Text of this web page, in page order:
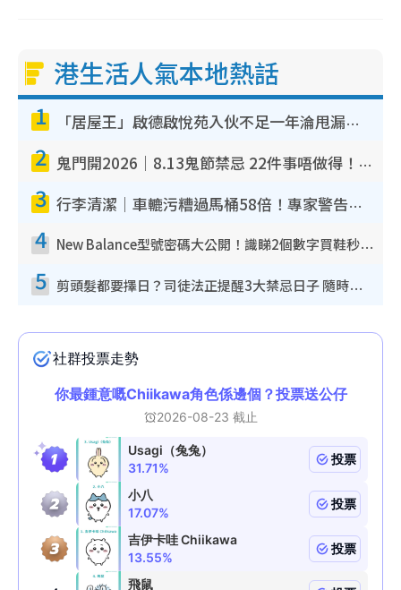
港生活人氣本地熱話
1 「居屋王」啟德啟悅苑入伙不足一年淪甩漏之王！插頭噴火花致大停電 多戶業主全屋家電報銷
2 鬼門開2026｜8.13鬼節禁忌 22件事唔做得！燒肉、刺身要少食？半夜勿吹口哨/打呢個電話
3 行李清潔｜車轆污糟過馬桶58倍！專家警告忌用酒精抹 教1招免污手除菌
4 New Balance型號密碼大公開！識睇2個數字買鞋秒知功能免中伏 附5大熱門鞋款
5 剪頭髮都要擇日？司徒法正提醒3大禁忌日子 隨時剪走財運！呢日剪髮恐「剪壽命」？